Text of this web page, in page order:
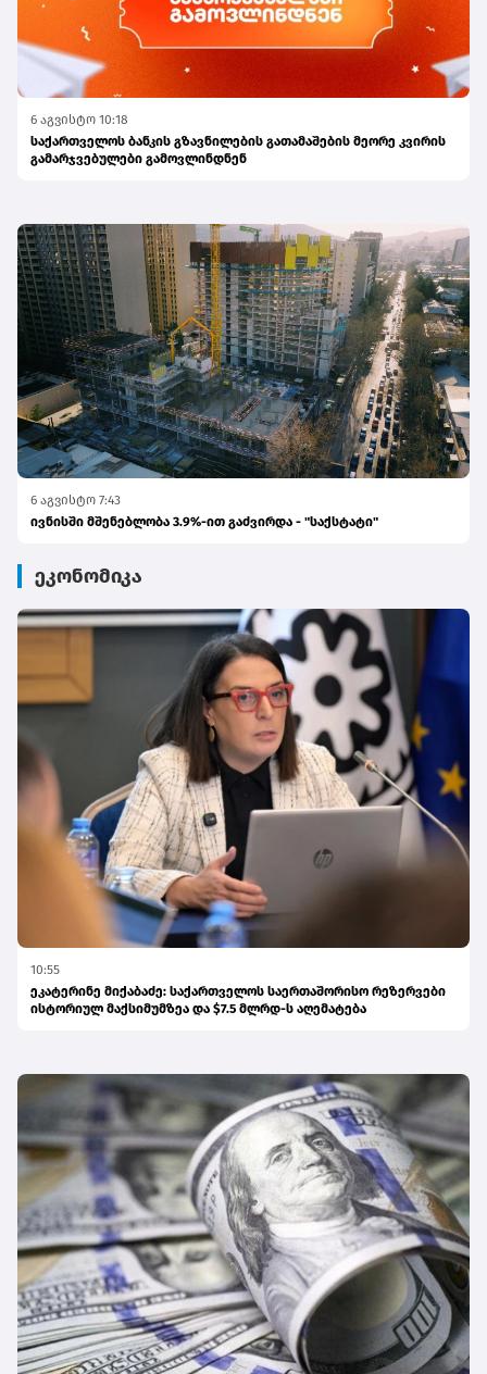
6 აგვისტო 10:18
საქართველოს ბანკის გზავნილების გათამაშების მეორე კვირის
გამარჯვებულები გამოვლინდნენ
6 აგვისტო 7:43
ივნისში მშენებლობა 3.9%-ით გაძვირდა - "საქსტატი"
ეკონომიკა
10:55
ეკატერინე მიქაბაძე: საქართველოს საერთაშორისო რეზერვები
ისტორიულ მაქსიმუმზეა და $7.5 მლრდ-ს აღემატება